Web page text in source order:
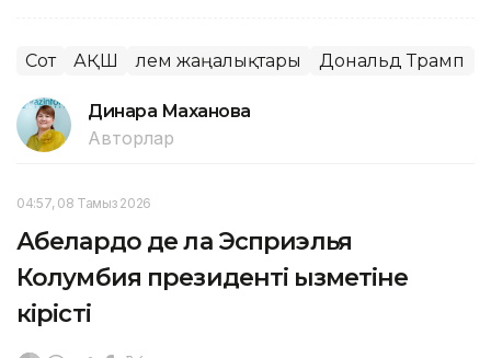
Сот АҚШ Әлем жаңалықтары Дональд Трамп
Динара Маханова
Авторлар
04:57, 08 Тамыз 2026
Абелардо де ла Эсприэлья
Колумбия президенті қызметіне
кірісті